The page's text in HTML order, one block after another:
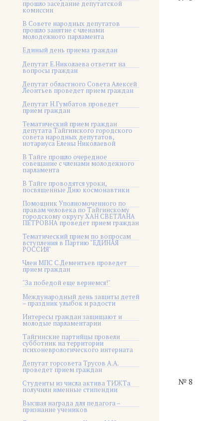
прошло заседание депутатской
комиссии
В Совете народных депутатов
прошло занятие с членами
молодежного парламента
Единый день приема граждан
Депутат Е.Николаева ответит на
вопросы граждан
Депутат областного Совета Алексей
Леонтьев проведет прием граждан
Депутат Н.Гумбатов проведет
прием граждан
Тематический прием граждан
депутата Тайгинского городского
совета народных депутатов,
нотариуса Елены Николаевой
В Тайге прошло очередное
совещание с членами молодежного
парламента
В Тайге проводятся уроки,
посвященные Дню космонавтики
Помощник Уполномоченного по
правам человека по Тайгинскому
городскому округу ХАН СВЕТЛАНА
ПЕТРОВНА проведет прием граждан
Тематический прием по вопросам
вступления в Партию "ЕДИНАЯ
РОССИЯ"
Член МПС С.Дементьев проведет
прием граждан
"За победой еще вернемся!"
Международный день защиты детей
– праздник улыбок и радости
Интересы граждан защищают и
молодые парламентарии
Тайгинские партийцы провели
субботник на территории
психоневрологического интерната
Депутат горсовета Трусов А.А.
проведет прием граждан
Студенты из числа актива ТИЖТа
получили именные стипендии
Высшая награда для педагога –
признание учеников
№ 8